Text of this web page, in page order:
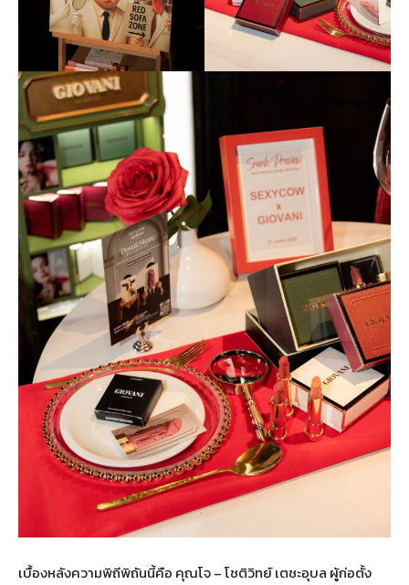
เบื้องหลังความพิถีพิถันนี้คือ คุณโจ – โชติวิทย์ เตชะอุบล ผู้ก่อตั้ง